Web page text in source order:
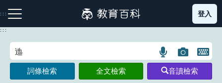
到
主
:::
注音索引圖示 筆畫索引圖示 部首索引表圖示
登入
:::
語
言
搜
圖
片
搜
開
鍵
詞條檢索 全文檢索 音讀檢索